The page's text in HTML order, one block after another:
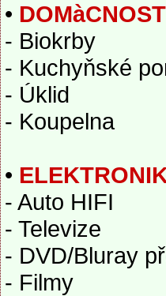
• DOMàCNOST
- Biokrby
- Kuchyňské
- Úklid
- Koupelna
•
- Auto HIFI
- Televize
- DVD/Bluray
- Filmy